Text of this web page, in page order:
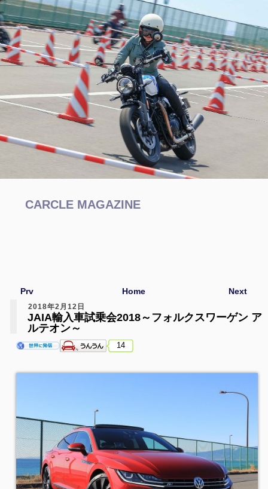
CARCLE MAGAZINE
Next
Prv Home
2018年2月12日
JAIA輸入車試乗会2018～フォルクスワーゲン ア
ルテオン～
14